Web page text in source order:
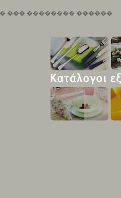
��� �������� ������